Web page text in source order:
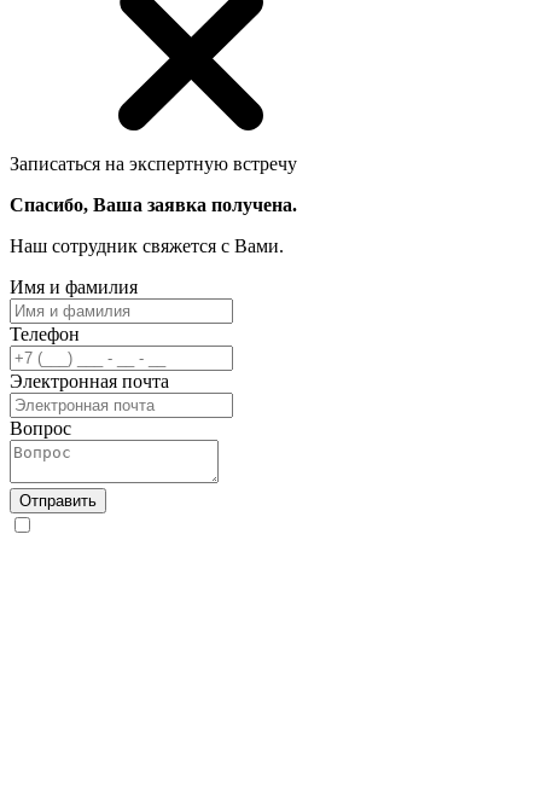
Записаться на экспертную встречу
Спасибо, Ваша заявка получена.
Наш сотрудник свяжется с Вами.
Имя и фамилия
Телефон
Электронная почта
Вопрос
Отправить